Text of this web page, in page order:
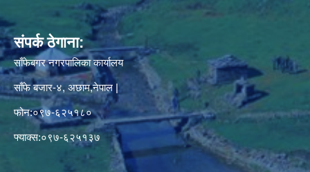
संपर्क ठेगाना:
साँफेबगर नगरपालिका कार्यालय
साँफे बजार-४, अछाम,नेपाल |
फोन:०९७-६२५१८०
फ्याक्स:०९७-६२५१३७